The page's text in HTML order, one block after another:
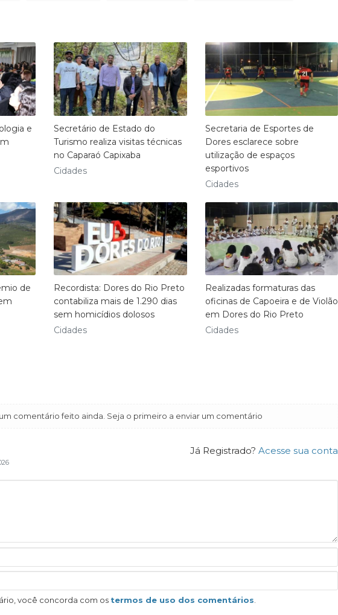
e
Secretário de Estado do
Turismo realiza visitas técnicas
no Caparaó Capixaba
Cidades
Secretaria de Esportes de
Dores esclarece sobre
utilização de espaços
esportivos
Cidades
de
Recordista: Dores do Rio Preto
contabiliza mais de 1.290 dias
sem homicídios dolosos
Cidades
Realizadas formaturas das
oficinas de Capoeira e de Violão
em Dores do Rio Preto
Cidades
comentário feito ainda. Seja o primeiro a enviar um comentário
Já Registrado? Acesse sua conta
você concorda com os termos de uso dos comentários